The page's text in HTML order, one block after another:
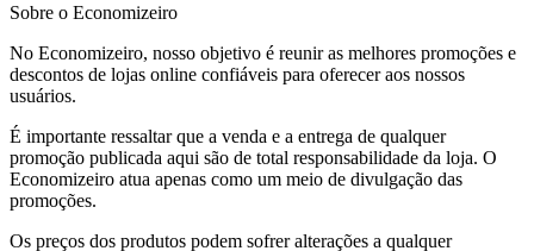
Sobre o Economizeiro
No Economizeiro, nosso objetivo é reunir as melhores promoções e
descontos de lojas online confiáveis para oferecer aos nossos
usuários.
É importante ressaltar que a venda e a entrega de qualquer
promoção publicada aqui são de total responsabilidade da loja. O
Economizeiro atua apenas como um meio de divulgação das
promoções.
Os preços dos produtos podem sofrer alterações a qualquer